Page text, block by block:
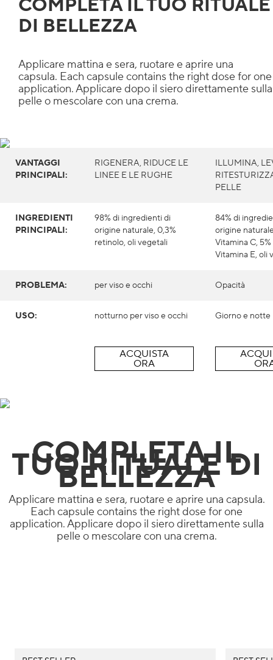
COMPLETA IL TUO RITUALE
DI BELLEZZA
Applicare mattina e sera, ruotare e aprire una
capsula. Each capsule contains the right dose for one
application. Applicare dopo il siero direttamente sulla
pelle o mescolare con una crema.
VANTAGGI
PRINCIPALI:
RIGENERA, RIDUCE LE
LINEE E LE RUGHE
ILLUMINA,
PELLE
INGREDIENTI
PRINCIPALI:
98% di ingredienti di
origine naturale, 0,3%
retinolo, oli vegetali
84% di
origine
Vitamina C,
Vitamina E, oli
PROBLEMA: per viso e occhi Opacità
USO: notturno per viso e occhi Giorno e notte
ACQUISTA
ORA
COMPLETA IL
TUO RITUALE DI
BELLEZZA
Applicare mattina e sera, ruotare e aprire una capsula.
Each capsule contains the right dose for one
application. Applicare dopo il siero direttamente sulla
pelle o mescolare con una crema.